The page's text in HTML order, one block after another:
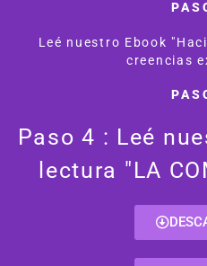
Leé nuestro Ebook
creencias
Paso 4 : Leé
lectura "LA